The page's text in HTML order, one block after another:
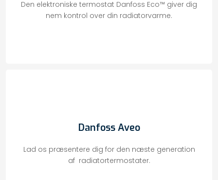
​Den elektroniske termostat Danfoss Eco™ giver dig
nem kontrol over din radiatorvarme.
Danfoss Aveo
Lad os præsentere dig for den næste generation
af radiatortermostater.